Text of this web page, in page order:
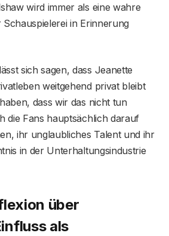
wird immer als eine wahre
in Erinnerung
sich sagen, dass Jeanette
weitgehend privat bleibt
dass wir das nicht tun
die Fans hauptsächlich darauf
ihr unglaubliches Talent und ihr
in der Unterhaltungsindustrie
über
als